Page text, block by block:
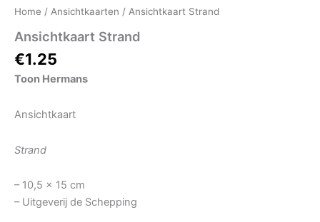
Home / Ansichtkaarten / Ansichtkaart Strand
Ansichtkaart Strand
€1.25
Toon Hermans
Ansichtkaart
Strand
– 10,5 x 15 cm
– Uitgeverij de Schepping